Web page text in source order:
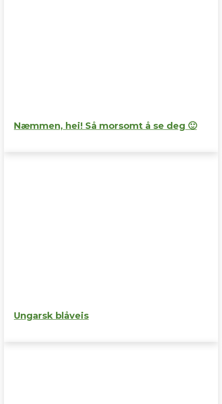
Næmmen, hei! Så morsomt å se deg 🙂
Ungarsk blåveis